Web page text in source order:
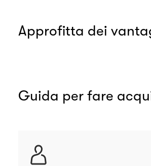
Approfitta dei
Guida per fare